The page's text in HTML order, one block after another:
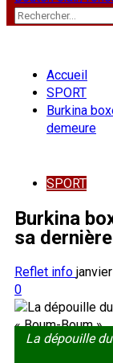
Rechercher :
Accueil
SPORT
Burkina
demeure
SPORT
Burkina
sa
Reflet info
0
La dépouille